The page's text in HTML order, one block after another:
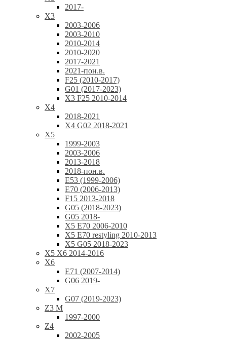
2017-
X3
2003-2006
2003-2010
2010-2014
2010-2020
2017-2021
2021-пон.в.
F25 (2010-2017)
G01 (2017-2023)
X3 F25 2010-2014
X4
2018-2021
X4 G02 2018-2021
X5
1999-2003
2003-2006
2013-2018
2018-пон.в.
E53 (1999-2006)
E70 (2006-2013)
F15 2013-2018
G05 (2018-2023)
G05 2018-
X5 E70 2006-2010
X5 E70 restyling 2010-2013
X5 G05 2018-2023
X5 X6 2014-2016
X6
E71 (2007-2014)
G06 2019-
X7
G07 (2019-2023)
Z3 M
1997-2000
Z4
2002-2005